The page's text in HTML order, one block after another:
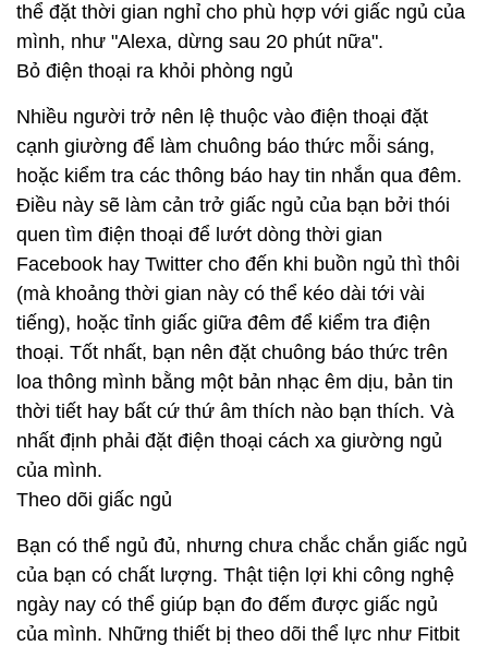
thể đặt thời gian nghỉ cho phù hợp với giấc ngủ của
mình, như "Alexa, dừng sau 20 phút nữa".
Bỏ điện thoại ra khỏi phòng ngủ
Nhiều người trở nên lệ thuộc vào điện thoại đặt
cạnh giường để làm chuông báo thức mỗi sáng,
hoặc kiểm tra các thông báo hay tin nhắn qua đêm.
Điều này sẽ làm cản trở giấc ngủ của bạn bởi thói
quen tìm điện thoại để lướt dòng thời gian
Facebook hay Twitter cho đến khi buồn ngủ thì thôi
(mà khoảng thời gian này có thể kéo dài tới vài
tiếng), hoặc tỉnh giấc giữa đêm để kiểm tra điện
thoại. Tốt nhất, bạn nên đặt chuông báo thức trên
loa thông mình bằng một bản nhạc êm dịu, bản tin
thời tiết hay bất cứ thứ âm thích nào bạn thích. Và
nhất định phải đặt điện thoại cách xa giường ngủ
của mình.
Theo dõi giấc ngủ
Bạn có thể ngủ đủ, nhưng chưa chắc chắn giấc ngủ
của bạn có chất lượng. Thật tiện lợi khi công nghệ
ngày nay có thể giúp bạn đo đếm được giấc ngủ
của mình. Những thiết bị theo dõi thể lực như Fitbit